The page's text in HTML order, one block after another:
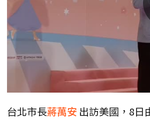
台北市長蔣萬安 出訪美國，8日